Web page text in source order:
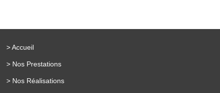
> Accueil
> Nos Prestations
> Nos Réalisations